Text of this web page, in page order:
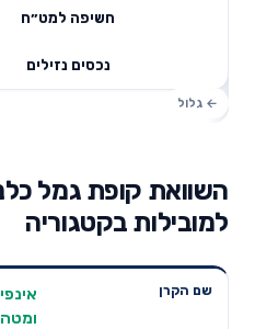
חשיפה למט״ח
נכסים נזילים
למובילות בקטגוריה
שנתית 3
ומטה